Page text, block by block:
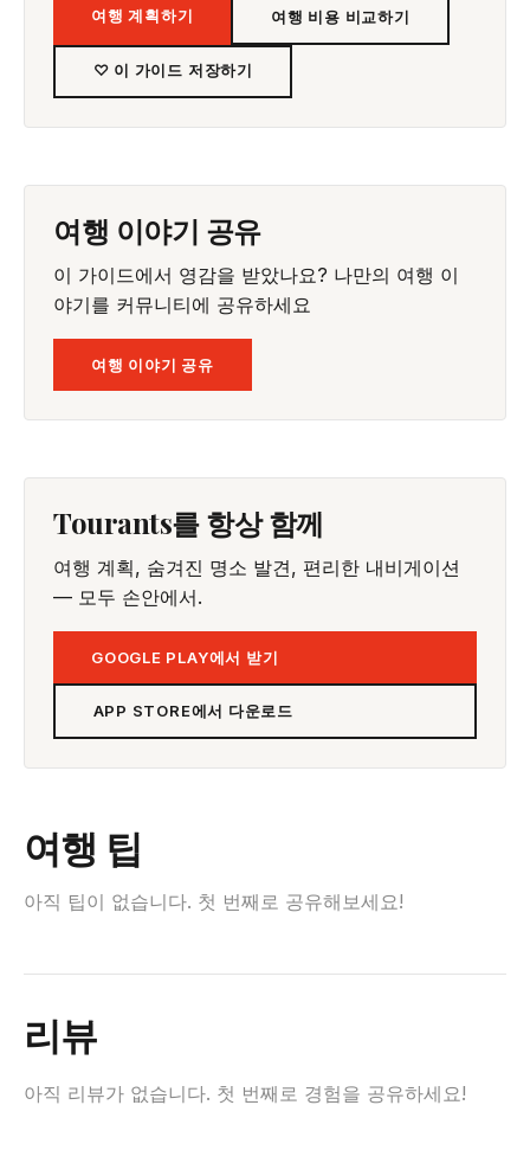
여행 계획하기 여행 비용 비교하기
♡ 이 가이드 저장하기
여행 이야기 공유
이 가이드에서 영감을 받았나요? 나만의 여행 이
야기를 커뮤니티에 공유하세요
여행 이야기 공유
Tourants를 항상 함께
여행 계획, 숨겨진 명소 발견, 편리한 내비게이션
— 모두 손안에서.
GOOGLE PLAY에서 받기
APP STORE에서 다운로드
여행 팁
아직 팁이 없습니다. 첫 번째로 공유해보세요!
리뷰
아직 리뷰가 없습니다. 첫 번째로 경험을 공유하세요!